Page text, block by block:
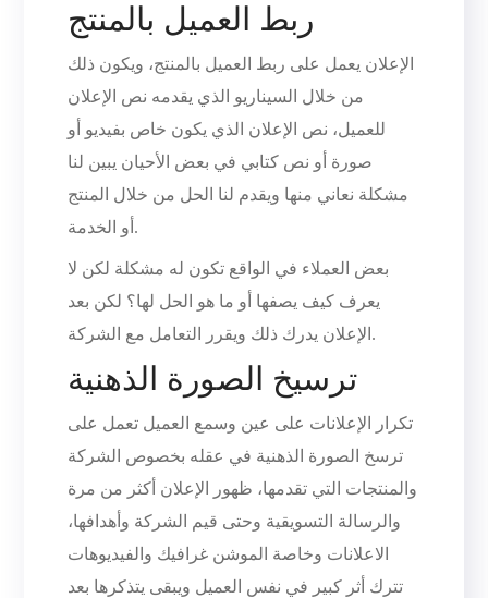
ربط العميل بالمنتج
الإعلان يعمل على ربط العميل بالمنتج، ويكون ذلك
من خلال السيناريو الذي يقدمه نص الإعلان
للعميل، نص الإعلان الذي يكون خاص بفيديو أو
صورة أو نص كتابي في بعض الأحيان يبين لنا
مشكلة نعاني منها ويقدم لنا الحل من خلال المنتج
أو الخدمة.
بعض العملاء في الواقع تكون له مشكلة لكن لا
يعرف كيف يصفها أو ما هو الحل لها؟ لكن بعد
الإعلان يدرك ذلك ويقرر التعامل مع الشركة.
ترسيخ الصورة الذهنية
تكرار الإعلانات على عين وسمع العميل تعمل على
ترسخ الصورة الذهنية في عقله بخصوص الشركة
والمنتجات التي تقدمها، ظهور الإعلان أكثر من مرة
والرسالة التسويقية وحتى قيم الشركة وأهدافها،
الاعلانات وخاصة الموشن غرافيك والفيديوهات
تترك أثر كبير في نفس العميل ويبقى يتذكرها بعد